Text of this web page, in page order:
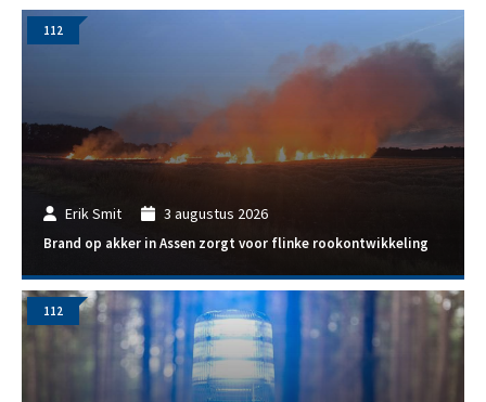
Erik Smit 3 augustus 2026
Brand op akker in Assen zorgt voor flinke rookontwikkeling
112
112